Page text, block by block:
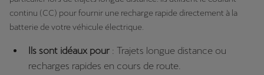
continu (CC) pour fournir une recharge rapide directement à la
batterie de votre véhicule électrique.
Ils sont idéaux pour : Trajets longue distance ou
recharges rapides en cours de route.